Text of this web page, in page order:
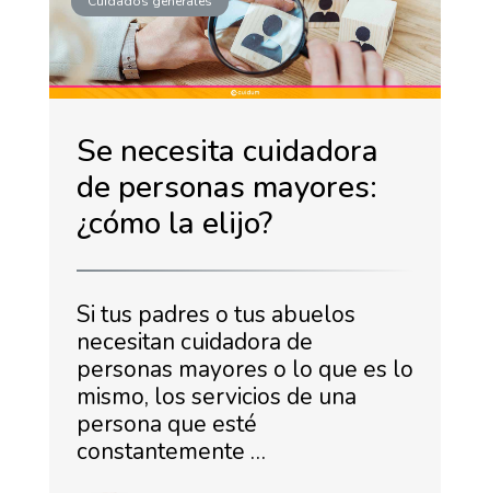
Se necesita cuidadora
de personas mayores:
¿cómo la elijo?
Si tus padres o tus abuelos
necesitan cuidadora de
personas mayores o lo que es lo
mismo, los servicios de una
persona que esté
constantemente …